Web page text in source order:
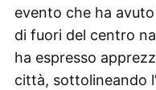
evento che ha
di fuori del centro
ha espresso
città, sottolineando